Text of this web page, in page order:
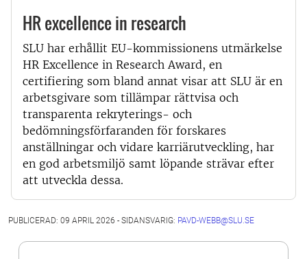
HR excellence in research
SLU har erhållit EU-kommissionens utmärkelse
HR Excellence in Research Award, en
certifiering som bland annat visar att SLU är en
arbetsgivare som tillämpar rättvisa och
transparenta rekryterings- och
bedömningsförfaranden för forskares
anställningar och vidare karriärutveckling, har
en god arbetsmiljö samt löpande strävar efter
att utveckla dessa.
PUBLICERAD: 09 APRIL 2026 - SIDANSVARIG: PAVD-WEBB@SLU.SE